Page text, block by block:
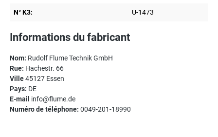
N° K3: U-1473
Informations du fabricant
Nom: Rudolf Flume Technik GmbH
Rue: Hachestr. 66
Ville45127 Essen
Pays: DE
E-mail info@flume.de
Numéro de téléphone: 0049-201-18990